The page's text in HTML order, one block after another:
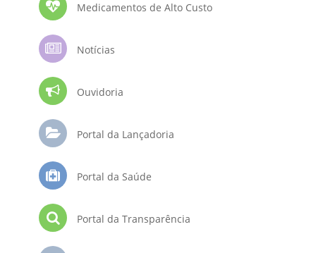
Medicamentos de Alto Custo
Notícias
Ouvidoria
Portal da Lançadoria
Portal da Saúde
Portal da Transparência